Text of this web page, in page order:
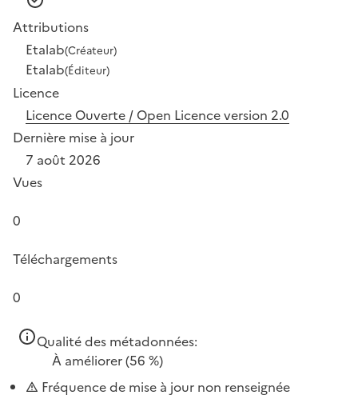
Attributions
Etalab(Créateur)
Etalab(Éditeur)
Licence
Licence Ouverte / Open Licence version 2.0
Dernière mise à jour
7 août 2026
Vues
0
Téléchargements
0
Qualité des métadonnées:
À améliorer(56 %)
Fréquence de mise à jour non renseignée